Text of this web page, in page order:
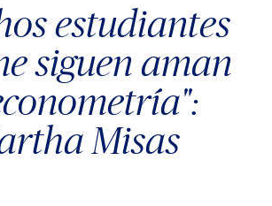
estudiantes
siguen aman
Misas